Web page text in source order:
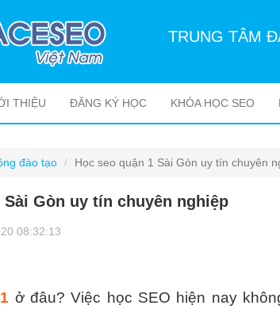
TRUNG TÂM
THIỆU ĐĂNG KÝ HỌC KHÓA HỌC SEO
đào tạo Học seo quận 1 Sài Gòn uy tín chuyên
Sài Gòn uy tín chuyên nghiệp
08:32:13
ở đâu? Việc học SEO hiện nay